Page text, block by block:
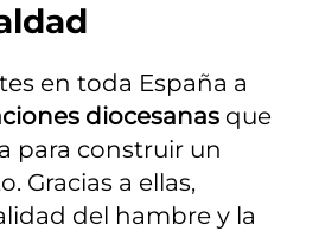
en toda España a
diocesanas que
para construir un
Gracias a ellas,
del hambre y la